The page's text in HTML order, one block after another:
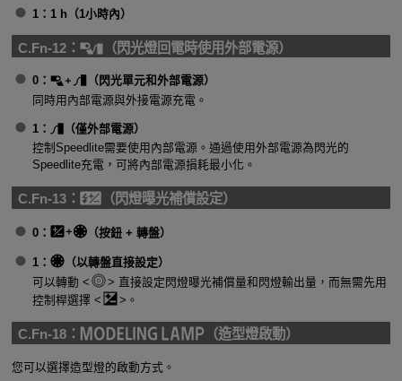
1： 1 h （1小時內）
C.Fn-12： （閃光燈回電時使用外部電源）
0：
（閃光單元和外部電源）
同時用內部電源與外接電源充電。
1：
（僅外部電源）
控制Speedlite需要使用內部電源。通過使用外部電源為閃光的
Speedlite充電，可將內部電源損耗最小化。
C.Fn-13： （閃燈曝光補償設定）
0： （按鈕 + 轉盤）
1：
（以轉盤直接設定）
可以轉動
直接設定閃燈曝光補償量和閃燈輸出量，而無需先用
控制桿選擇
。
C.Fn-18： （造型燈啟動）
您可以選擇造型燈的啟動方式。